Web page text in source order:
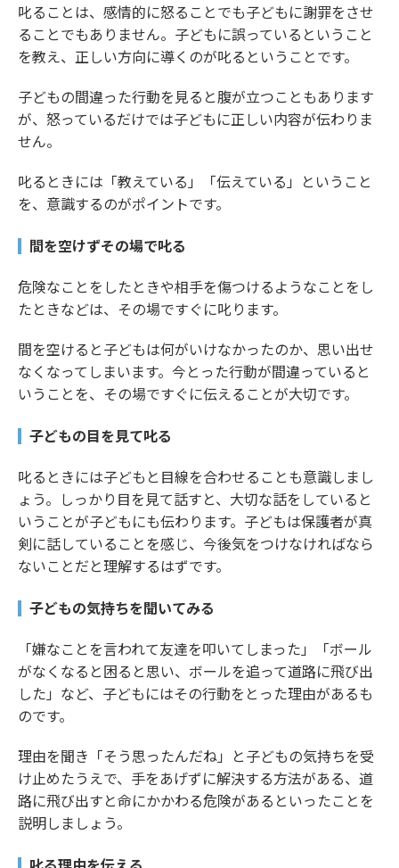
叱ることは、感情的に怒ることでも子どもに謝罪をさせ
ることでもありません。子どもに誤っているということ
を教え、正しい方向に導くのが叱るということです。
子どもの間違った行動を見ると腹が立つこともあります
が、怒っているだけでは子どもに正しい内容が伝わりま
せん。
叱るときには「教えている」「伝えている」ということ
を、意識するのがポイントです。
間を空けずその場で叱る
危険なことをしたときや相手を傷つけるようなことをし
たときなどは、その場ですぐに叱ります。
間を空けると子どもは何がいけなかったのか、思い出せ
なくなってしまいます。今とった行動が間違っていると
いうことを、その場ですぐに伝えることが大切です。
子どもの目を見て叱る
叱るときには子どもと目線を合わせることも意識しまし
ょう。しっかり目を見て話すと、大切な話をしていると
いうことが子どもにも伝わります。子どもは保護者が真
剣に話していることを感じ、今後気をつけなければなら
ないことだと理解するはずです。
子どもの気持ちを聞いてみる
「嫌なことを言われて友達を叩いてしまった」「ボール
がなくなると困ると思い、ボールを追って道路に飛び出
した」など、子どもにはその行動をとった理由があるも
のです。
理由を聞き「そう思ったんだね」と子どもの気持ちを受
け止めたうえで、手をあげずに解決する方法がある、道
路に飛び出すと命にかかわる危険があるといったことを
説明しましょう。